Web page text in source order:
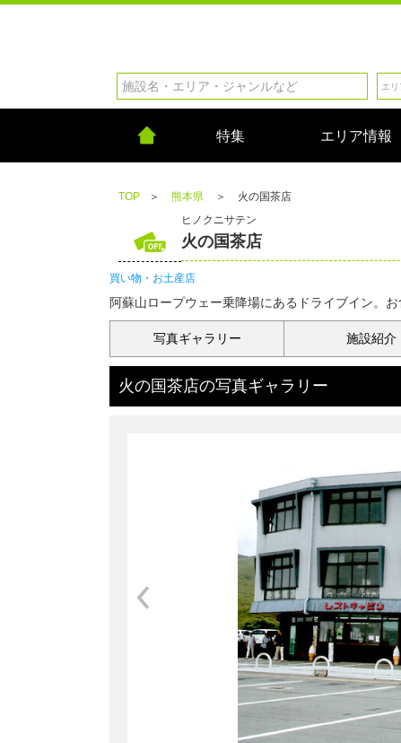
特集 エリア情報
TOP ＞ 熊本県 ＞
火の国茶店
ヒノクニサテン
火の国茶店
買い物・お土産店
阿蘇山ロープウェー乗降場にあるドライブイン。
写真ギャラリー 施設紹介
火の国茶店の写真ギャラリー